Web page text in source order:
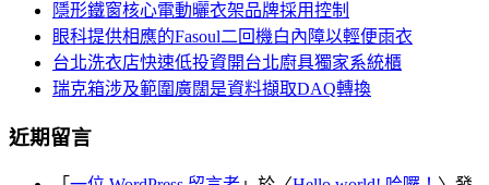
隱形鐵窗核心電動曬衣架品牌採用控制
眼科提供相應的Fasoul二回機白內障以輕便雨衣
台北洗衣店快速低投資開台北廚具獨家系統櫃
瑞克箱涉及範圍廣闊是資料擷取DAQ轉換
近期留言